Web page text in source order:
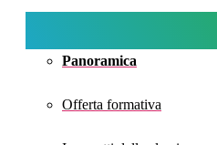
Panoramica
Offerta formativa